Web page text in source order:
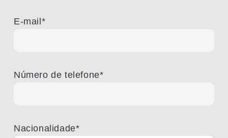
E-mail *
Número de telefone*
Nacionalidade*